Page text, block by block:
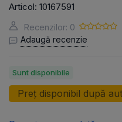
Articol: 10167591
Recenzilor: 0
Adaugă recenzie
Sunt disponibile
Preț disponibil după